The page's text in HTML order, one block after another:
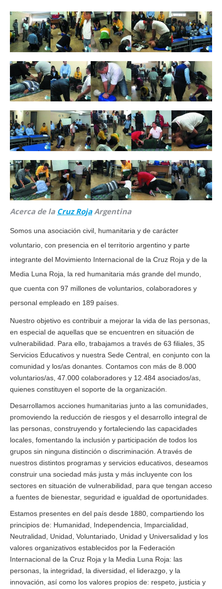
Acerca de la Cruz RojaArgentina
Somos una asociación civil, humanitaria y de carácter
voluntario, con presencia en el territorio argentino y parte
integrante del Movimiento Internacional de la Cruz Roja y de la
Media Luna Roja, la red humanitaria más grande del mundo,
que cuenta con 97 millones de voluntarios, colaboradores y
personal empleado en 189 países.
Nuestro objetivo es contribuir a mejorar la vida de las personas,
en especial de aquellas que se encuentren en situación de
vulnerabilidad. Para ello, trabajamos a través de 63 filiales, 35
Servicios Educativos y nuestra Sede Central, en conjunto con la
comunidad y los/as donantes. Contamos con más de 8.000
voluntarios/as, 47.000 colaboradores y 12.484 asociados/as,
quienes constituyen el soporte de la organización.
Desarrollamos acciones humanitarias junto a las comunidades,
promoviendo la reducción de riesgos y el desarrollo integral de
las personas, construyendo y fortaleciendo las capacidades
locales, fomentando la inclusión y participación de todos los
grupos sin ninguna distinción o discriminación. A través de
nuestros distintos programas y servicios educativos, deseamos
construir una sociedad más justa y más incluyente con los
sectores en situación de vulnerabilidad, para que tengan acceso
a fuentes de bienestar, seguridad e igualdad de oportunidades.
Estamos presentes en del país desde 1880, compartiendo los
principios de: Humanidad, Independencia, Imparcialidad,
Neutralidad, Unidad, Voluntariado, Unidad y Universalidad y los
valores organizativos establecidos por la Federación
Internacional de la Cruz Roja y la Media Luna Roja: las
personas, la integridad, la diversidad, el liderazgo, y la
innovación, así como los valores propios de: respeto, justicia y